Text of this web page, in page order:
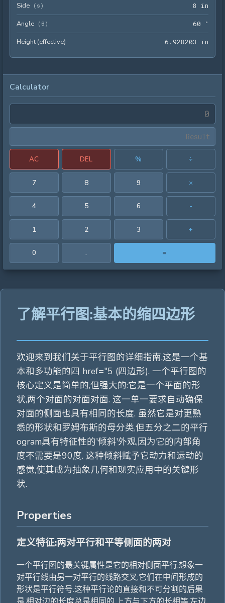
Side ( s ) 8 in
Angle ( θ ) 60 °
Height (effective) 6 . 928203 in
Calculator
AC DEL % ÷
7 8 9 ×
4 5 6 -
1 2 3 +
0 . =
了解平行图:基本的缩四边形
欢迎来到我们关于平行图的详细指南,这是一个基
本和多功能的四 href="5 (四边形). 一个平行图的
核心定义是简单的,但强大的:它是一个平面的形
状,两个对面的对面对面. 这一单一要求自动确保
对面的侧面也具有相同的长度. 虽然它是对更熟
悉的形状和罗姆布斯的母分类,但五分之二的平行
ogram具有特征性的'倾斜'外观,因为它的内部角
度不需要是90度. 这种倾斜赋予它动力和运动的
感觉,使其成为抽象几何和现实应用中的关键形
状.
Properties
定义特征:两对平行和平等侧面的两对
一个平行图的最关键属性是它的相对侧面平行.想象一
对平行线由另一对平行的线路交叉;它们在中间形成的
形状是平行符号.这种平行论的直接和不可分割的后果